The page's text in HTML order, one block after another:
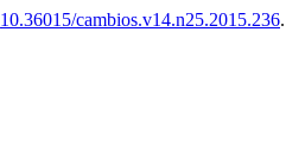
10.36015/cambios.v14.n25.2015.236.